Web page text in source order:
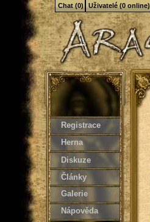
Registrace
Herna
Diskuze
Články
Galerie
Nápověda
Chat (0) Uživatelé (0 online)